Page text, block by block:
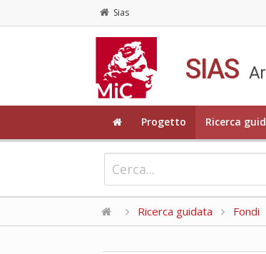
Sias
SIAS
Progetto Ricerca
Ricerca guidata Fondi